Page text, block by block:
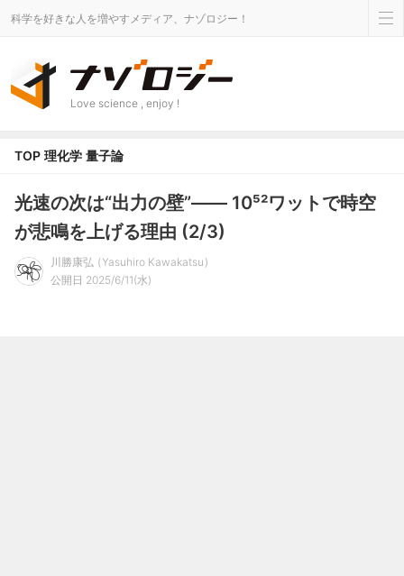
科学を好きな人を増やすメディア、ナゾロジー！
Love science , enjoy !
TOP 理化学 量子論
光速の次は“出力の壁”―― 10⁵²ワットで時空
が悲鳴を上げる理由 (2/3)
川勝康弘
Yasuhiro Kawakatsu
公開日 2025/6/11(水)